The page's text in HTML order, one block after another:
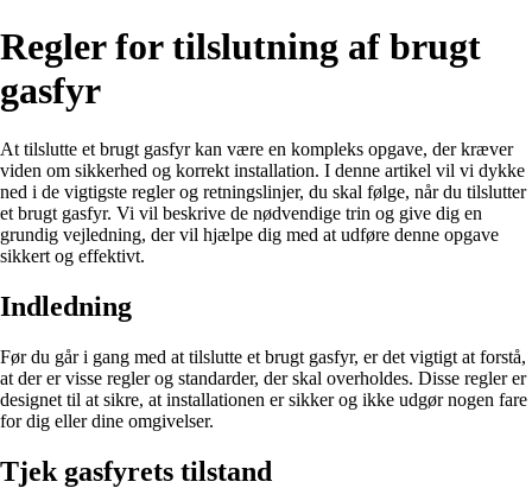
Regler for tilslutning af brugt
gasfyr
At tilslutte et brugt gasfyr kan være en kompleks opgave, der kræver
viden om sikkerhed og korrekt installation. I denne artikel vil vi dykke
ned i de vigtigste regler og retningslinjer, du skal følge, når du tilslutter
et brugt gasfyr. Vi vil beskrive de nødvendige trin og give dig en
grundig vejledning, der vil hjælpe dig med at udføre denne opgave
sikkert og effektivt.
Indledning
Før du går i gang med at tilslutte et brugt gasfyr, er det vigtigt at forstå,
at der er visse regler og standarder, der skal overholdes. Disse regler er
designet til at sikre, at installationen er sikker og ikke udgør nogen fare
for dig eller dine omgivelser.
Tjek gasfyrets tilstand